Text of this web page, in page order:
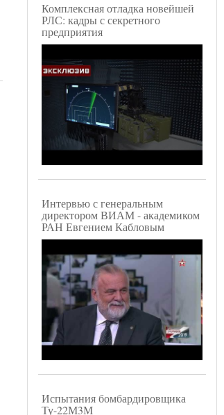
Комплексная отладка новейшей
РЛС: кадры с секретного
предприятия
Интервью с генеральным
директором ВИАМ - академиком
РАН Евгением Кабловым
Испытания бомбардировщика
Ту-22М3М